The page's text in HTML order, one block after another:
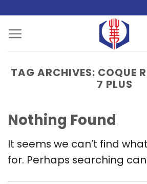
content
TAG ARCHIVES: COQUE
7 PLUS
Nothing Found
It seems we can’t find
for. Perhaps searching